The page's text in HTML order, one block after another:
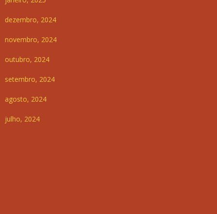
dezembro, 2024
novembro, 2024
outubro, 2024
setembro, 2024
agosto, 2024
julho, 2024